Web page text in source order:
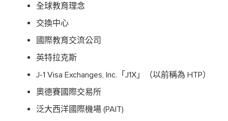
全球教育理念
交換中心
國際教育交流公司
英特拉克斯
J-1 Visa Exchanges, Inc.「J1X」（以前稱為 HTP）
奧德賽國際交易所
泛大西洋國際機場 (PAIT)